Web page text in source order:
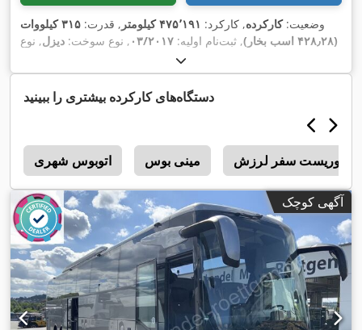
وضعیت:کارکرده, کارکرد: ۴۷۵٬۱۹۱ کیلومتر , قدرت:
۳۱۵ کیلووات
(۴۲۸٫۲۸ اسب بخار)
, ثبت‌نام اولیه: ۰۳/۲۰۱۷ , نوع سوخت: دیزل, نوع
, کلاس انتشار:یورو ۶
سال ساخت:۲۰۱۷, تجهیزات:اِی‌بی‌اِس‎, برنامه پایداری الکترونیکی
(ESP), تهویه مطبوع, سیستم ایموبیلایزر, فرمان هیدرولیک, قفل
مرکزی, چراغ مه شکن, کروز کنترل, کنترل کشش
دستگاه‌های کارکرده بیشتری را ببینید
اتوبوس شهری مینی بوس توریست سفر لرزش
آگهی کوچک